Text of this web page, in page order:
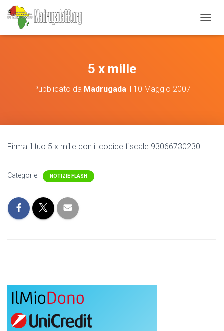
A
5 x mille
Pubblicato da Madrugadail 10 Maggio 2007
Firma il tuo 5 x mille con il codice fiscale 93066730230
Categorie: NOTIZIE FLASH
IlMioDono